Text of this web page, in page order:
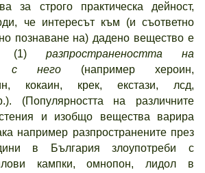
за строго практическа дейност,
че интересът към (и съответно
познаване на) дадено вещество е
(1) разпространеността на
с него (например хероин,
кокаин, крек, екстази, лсд,
(Популярността на различните
и изобщо вещества варира
например разпространените през
в България злоупотреби с
кампки, омнопон, лидол в